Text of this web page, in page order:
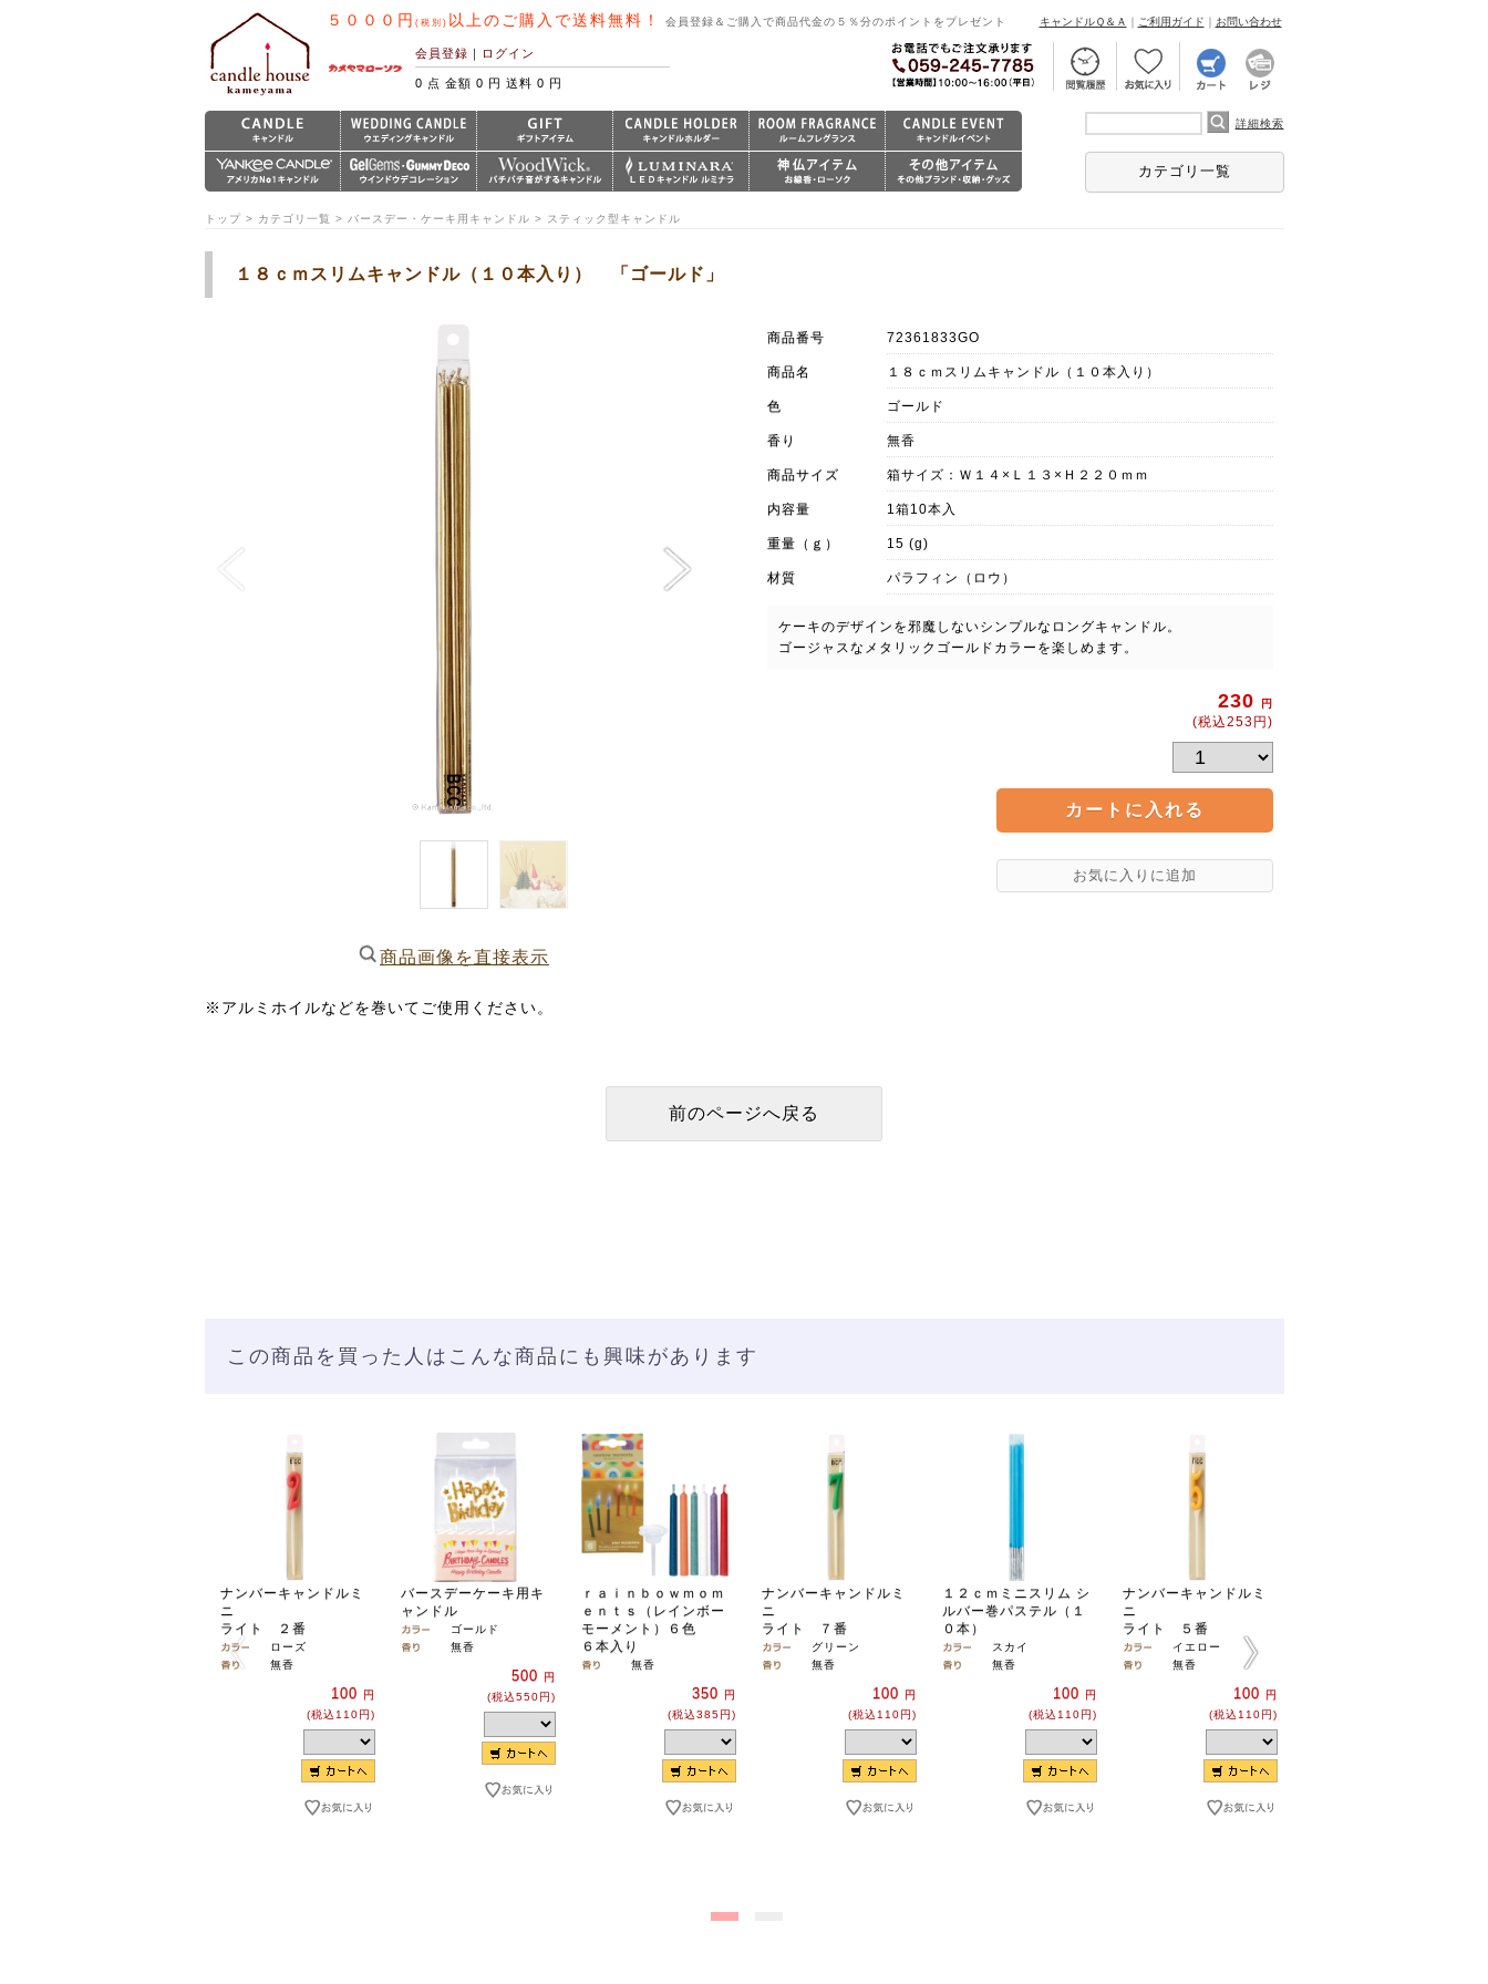
５０００円 (税別) 以上のご購入で送料無料！ 会員登録＆ご購入で商品代金の５％分のポイントをプレゼント キャンドルＱ＆Ａ ｜ ご利用ガイド ｜ お問い合わせ
会員登録 ｜ ログイン
0 点 金額 0 円 送料 0 円
詳細検索
カテゴリ一覧
トップ > カテゴリ一覧 > バースデー・ケーキ用キャンドル > スティック型キャンドル
１８ｃｍスリムキャンドル（１０本入り） 「ゴールド」
商品画像を直接表示
商品番号 72361833GO
商品名 １８ｃｍスリムキャンドル（１０本入り）
色 ゴールド
香り 無香
商品サイズ 箱サイズ：Ｗ１４×Ｌ１３×Ｈ２２０ｍｍ
内容量 1箱10本入
重量（ｇ） 15 (g)
材質 パラフィン（ロウ）
ケーキのデザインを邪魔しないシンプルなロングキャンドル。
ゴージャスなメタリックゴールドカラーを楽しめます。
230 円
(税込253円)
※アルミホイルなどを巻いてご使用ください。
この商品を買った人はこんな商品にも興味があります
ナンバーキャンドルミ
ニ
ライト ２番
ローズ
無香
100
円
(税込110円)
バースデーケーキ用キ
ャンドル
ゴールド
無香
500
円
(税込550円)
ｒａｉｎｂｏｗｍｏｍ
ｅｎｔｓ（レインボー
モーメント）６色
６本入り
無香
350
円
(税込385円)
ナンバーキャンドルミ
ニ
ライト ７番
グリーン
無香
100
円
(税込110円)
１２ｃｍミニスリム シ
ルバー巻パステル（１
０本）
スカイ
無香
100
円
(税込110円)
ナンバーキャンドルミ
ニ
ライト ５番
イエロー
無香
100
円
(税込110円)